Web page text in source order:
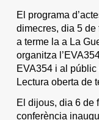
El programa
dimecres, dia 5 de
a terme la a La
organitza
EVA354 i al
Lectura oberta de
El dijous, dia 6 de
conferència